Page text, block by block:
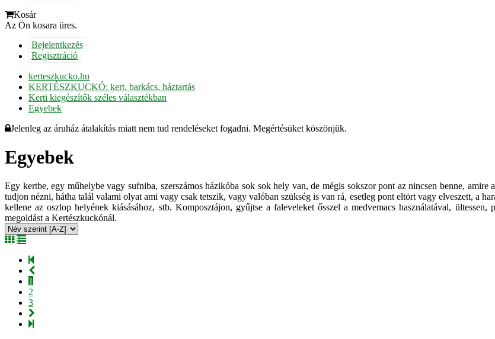
Kosár
Az Ön kosara üres.
Bejelentkezés
Regisztráció
kerteszkucko.hu
KERTÉSZKUCKÓ: kert, barkács, háztartás
Kerti kiegészítők széles választékban
Egyebek
Jelenleg az áruház átalakítás miatt nem tud rendeléseket fogadni. Megértésüket köszönjük.
Egyebek
Egy kertbe, egy műhelybe vagy sufniba, szerszámos házikóba sok sok hely van, de mégis sokszor pont az nincsen benne,
tudjon nézni, hátha talál valami olyat ami vagy csak tetszik, vagy valóban szükség is van rá, esetleg pont eltört vagy elveszett, a
kellene az oszlop helyének kiásásához, stb. Komposztájon, gyűjtse a faleveleket ősszel a medvemacs használatával,
megoldást a Kertészkuckónál.
1
2
3